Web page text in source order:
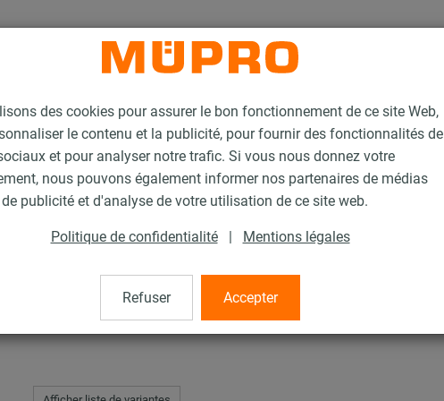
des cookies pour assurer le bon fonctionnement de ce site Web,
le contenu et la publicité, pour fournir des fonctionnalités de
et pour analyser notre trafic. Si vous nous donnez votre
nous pouvons également informer nos partenaires de médias
publicité et d'analyse de votre utilisation de ce site web.
Politique de confidentialité | Mentions légales
Refuser Accepter
de montage, inox Rondelle